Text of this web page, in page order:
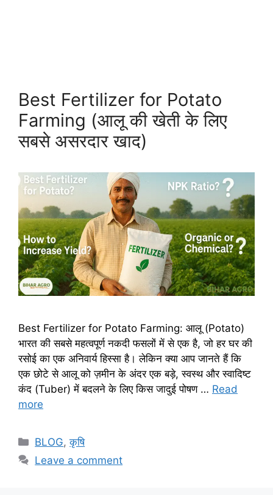
Best Fertilizer for Potato
Farming (आलू की खेती के लिए
सबसे असरदार खाद)
Best Fertilizer for Potato Farming: आलू (Potato)
भारत की सबसे महत्वपूर्ण नकदी फसलों में से एक है, जो हर घर की
रसोई का एक अनिवार्य हिस्सा है। लेकिन क्या आप जानते हैं कि
एक छोटे से आलू को ज़मीन के अंदर एक बड़े, स्वस्थ और स्वादिष्ट
कंद (Tuber) में बदलने के लिए किस जादुई पोषण … Read
more
BLOG,कृषि
Leave a comment